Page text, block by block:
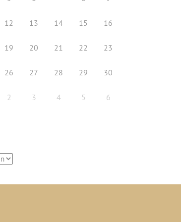
12 13 14 15 16
19 20 21 22 23
26 27 28 29 30
2 3 4 5 6